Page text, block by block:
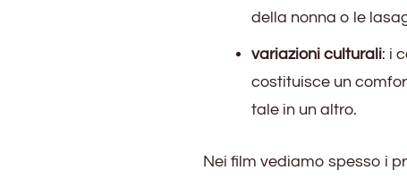
della nonna o le
variazioni culturali: i
costituisce un
tale in un altro.
Nei film vediamo spesso i